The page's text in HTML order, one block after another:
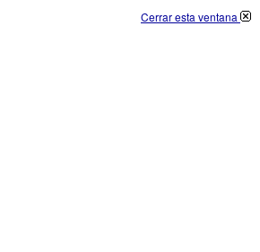
Cerrar esta ventana